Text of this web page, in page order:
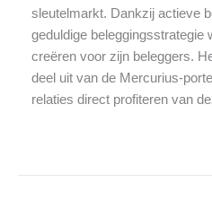
sleutelmarkt. Dankzij actieve
geduldige beleggingsstrategie
creëren voor zijn beleggers.
deel uit van de Mercurius-
relaties direct profiteren van